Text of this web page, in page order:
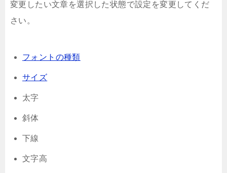
変更したい文章を選択した状態で設定を変更してくだ
さい。
フォントの種類
サイズ
太字
斜体
下線
文字高